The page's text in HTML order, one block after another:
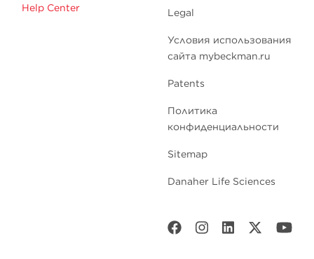
Help Center Legal
Условия использования
сайта mybeckman.ru
Patents
Политика
конфиденциальности
Sitemap
Danaher Life Sciences